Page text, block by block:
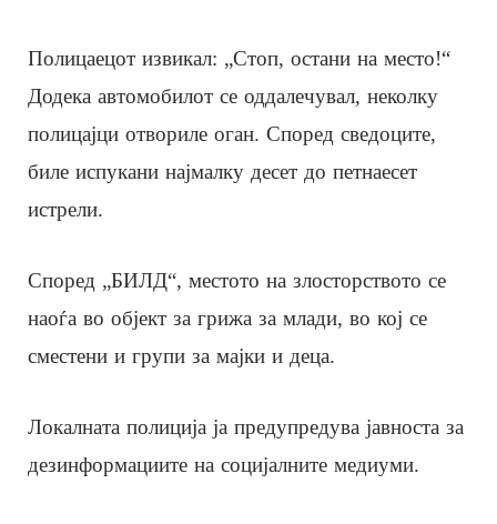
Полицаецот извикал: „Стоп, остани на место!“
Додека автомобилот се оддалечувал, неколку
полицајци отвориле оган. Според сведоците,
биле испукани најмалку десет до петнаесет
истрели.
Според „БИЛД“, местото на злосторството се
наоѓа во објект за грижа за млади, во кој се
сместени и групи за мајки и деца.
Локалната полиција ја предупредува јавноста за
дезинформациите на социјалните медиуми.